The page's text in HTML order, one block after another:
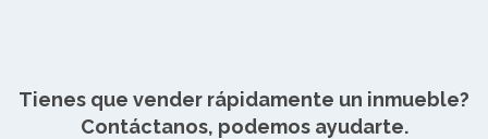
Tienes que vender rápidamente un inmueble?
Contáctanos, podemos ayudarte.